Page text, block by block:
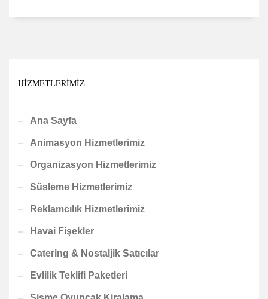
HIZMETLERIMIZ
Ana Sayfa
Animasyon Hizmetlerimiz
Organizasyon Hizmetlerimiz
Süsleme Hizmetlerimiz
Reklamcılık Hizmetlerimiz
Havai Fişekler
Catering & Nostaljik Satıcılar
Evlilik Teklifi Paketleri